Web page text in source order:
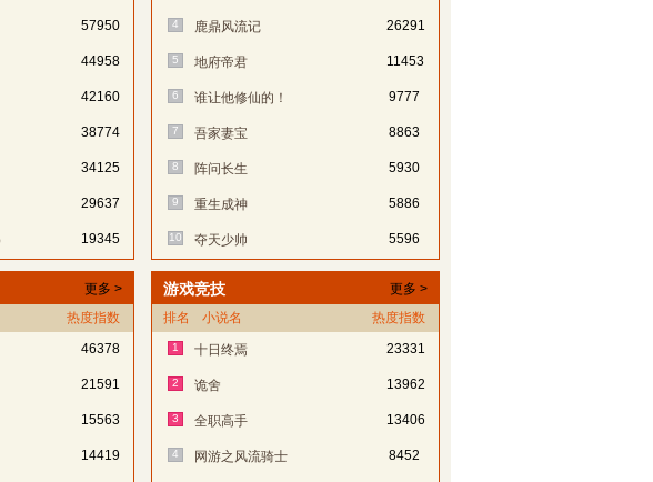
57950
44958
42160
38774
34125
29637
19345
4 鹿鼎风流记 26291
5 地府帝君 11453
6 谁让他修仙的！ 9777
7 吾家妻宝 8863
8 阵问长生 5930
9 重生成神 5886
10 夺天少帅 5596
更多 >
热度指数
46378
21591
15563
14419
游戏竞技
更多 >
排名
小说名 热度指数
1 十日终焉 23331
2 诡舍 13962
3 全职高手 13406
4 网游之风流骑士 8452